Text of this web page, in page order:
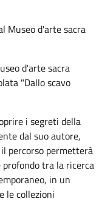
Museo d'arte sacra
d'arte sacra
"Dallo scavo
i segreti della
dal suo autore,
percorso permetterà
tra la ricerca
in un
le collezioni